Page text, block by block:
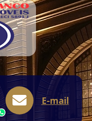
WhatsApp
E-mail